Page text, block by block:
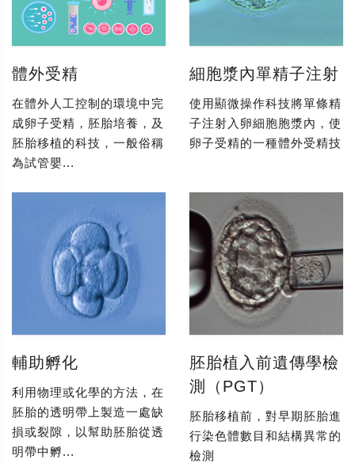
體外受精
在體外人工控制的環境中完
成卵子受精，胚胎培養，及
胚胎移植的科技，一般俗稱
為試管嬰...
細胞漿內單精子注射
使用顯微操作科技將單條精
子注射入卵細胞胞漿內，使
卵子受精的一種體外受精技
輔助孵化
利用物理或化學的方法，在
胚胎的透明帶上製造一處缺
損或裂隙，以幫助胚胎從透
明帶中孵...
胚胎植入前遺傳學檢
測（PGT）
胚胎移植前，對早期胚胎進
行染色體數目和結構異常的
檢測